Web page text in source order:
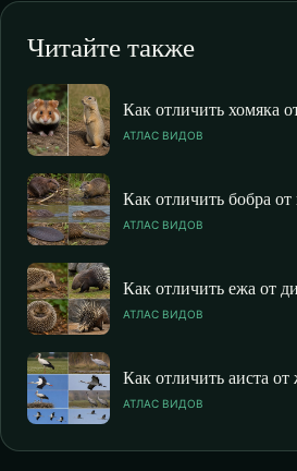
Читайте также
Как отличить хомяка
АТЛАС ВИДОВ
Как отличить бобра
АТЛАС ВИДОВ
Как отличить ежа от
АТЛАС ВИДОВ
Как отличить аиста от
АТЛАС ВИДОВ